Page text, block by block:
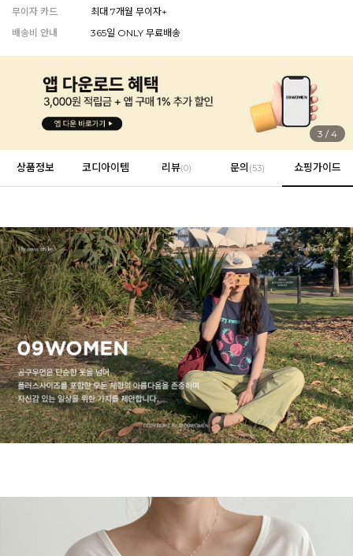
인플루언서 PICK한 지금 꼭 필요한 장마룩!
무이자 카드
최대 7개월 무이자+
배송비 안내
365일 ONLY 무료배송
4 /4
상품정보 코디아이템 리뷰(0) 문의 (53) 쇼핑가이드